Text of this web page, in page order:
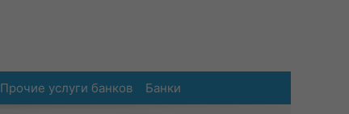
Прочие услуги банков Банки